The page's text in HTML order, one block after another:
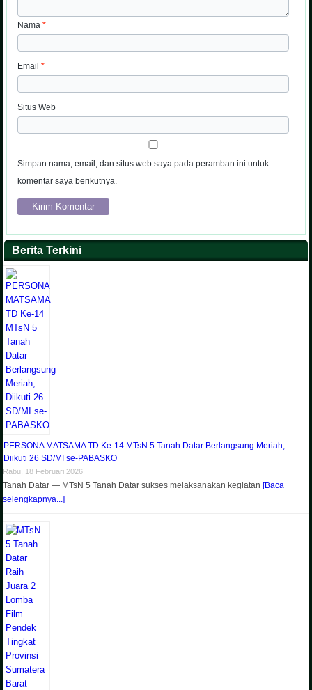
Nama*
Email*
Situs Web
Simpan nama, email, dan situs web saya pada peramban ini untuk
komentar saya berikutnya.
Berita Terkini
PERSONA MATSAMA TD Ke-14 MTsN 5 Tanah Datar Berlangsung Meriah,
Diikuti 26 SD/MI se-PABASKO
Rabu, 18 Februari 2026
Tanah Datar — MTsN 5 Tanah Datar sukses melaksanakan kegiatan[Baca
selengkapnya...]